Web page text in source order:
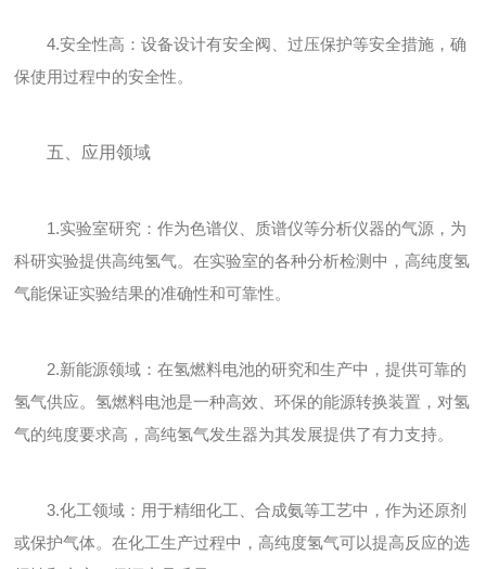
4.安全性高：设备设计有安全阀、过压保护等安全措施，确
保使用过程中的安全性。
五、应用领域
1.实验室研究：作为色谱仪、质谱仪等分析仪器的气源，为
科研实验提供高纯氢气。在实验室的各种分析检测中，高纯度氢
气能保证实验结果的准确性和可靠性。
2.新能源领域：在氢燃料电池的研究和生产中，提供可靠的
氢气供应。氢燃料电池是一种高效、环保的能源转换装置，对氢
气的纯度要求高，高纯氢气发生器为其发展提供了有力支持。
3.化工领域：用于精细化工、合成氨等工艺中，作为还原剂
或保护气体。在化工生产过程中，高纯度氢气可以提高反应的选